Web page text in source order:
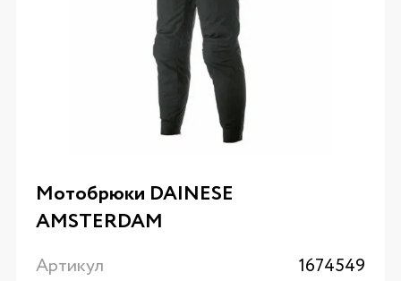
Мотобрюки DAINESE
AMSTERDAM
Артикул 1674549